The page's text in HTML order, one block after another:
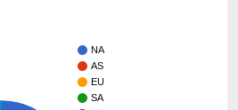
NA
AS
EU
SA